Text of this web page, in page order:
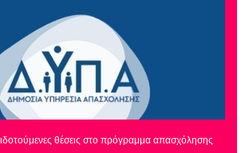
θέσεις στο πρόγραμμα απασχόλησης